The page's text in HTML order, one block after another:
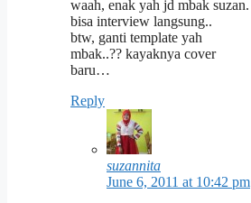
waah, enak yah jd mbak suzan.
bisa interview langsung..
btw, ganti template yah
mbak..?? kayaknya cover
baru…
Reply
suzannita
June 6, 2011 at 10:42 pm